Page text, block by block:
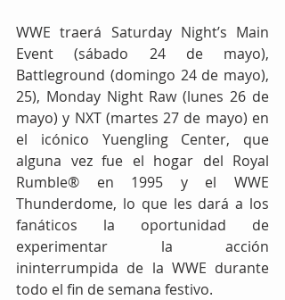
WWE traerá Saturday Night’s Main
Event (sábado 24 de mayo),
Battleground (domingo 24 de mayo),
25), Monday Night Raw (lunes 26 de
mayo) y NXT (martes 27 de mayo) en
el icónico Yuengling Center, que
alguna vez fue el hogar del Royal
Rumble® en 1995 y el WWE
Thunderdome, lo que les dará a los
fanáticos la oportunidad de
experimentar la acción
ininterrumpida de la WWE durante
todo el fin de semana festivo.